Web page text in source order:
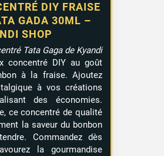
DIY FRAISE
GADA 30ML –
SHOP
Tata Gaga de Kyandi
concentré DIY au goût
à la fraise. Ajoutez
à vos créations
des économies.
ce concentré de qualité
la saveur du bonbon
Commandez dès
la gourmandise